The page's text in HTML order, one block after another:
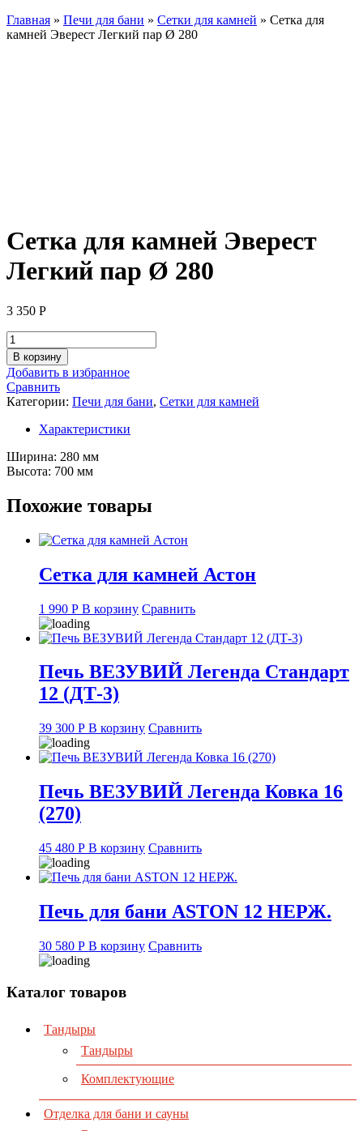
Главная » Печи для бани » Сетки для камней » Сетка для
камней Эверест Легкий пар Ø 280
Сетка для камней Эверест
Легкий пар Ø 280
3 350 Р
Количество
товара
Сетка
для
камней
Эверест
Легкий
Ø
280
В корзину
Добавить в избранное
Сравнить
Категории: Печи для бани, Сетки для камней
Характеристики
Ширина: 280 мм
Высота: 700 мм
Похожие товары
Сетка для камней Астон
1 990 Р В корзину Сравнить
Печь ВЕЗУВИЙ Легенда Стандарт
12 (ДТ-3)
39 300 Р В корзину Сравнить
Печь ВЕЗУВИЙ Легенда Ковка 16
(270)
45 480 Р В корзину Сравнить
Печь для бани ASTON 12 НЕРЖ.
30 580 Р В корзину Сравнить
Каталог товаров
Тандыры
Тандыры
Комплектующие
Отделка для бани и сауны